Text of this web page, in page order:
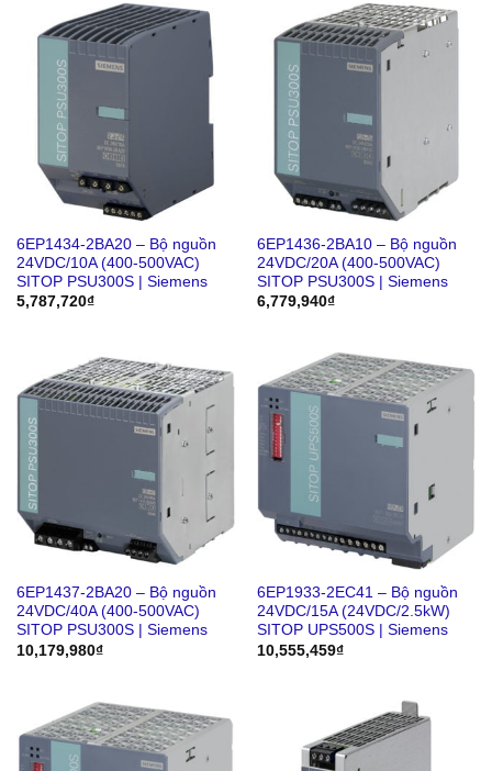
6EP1434-2BA20 – Bộ nguồn
24VDC/10A (400-500VAC)
SITOP PSU300S | Siemens
5,787,720₫
6EP1436-2BA10 – Bộ nguồn
24VDC/20A (400-500VAC)
SITOP PSU300S | Siemens
6,779,940₫
6EP1437-2BA20 – Bộ nguồn
24VDC/40A (400-500VAC)
SITOP PSU300S | Siemens
10,179,980₫
6EP1933-2EC41 – Bộ nguồn
24VDC/15A (24VDC/2.5kW)
SITOP UPS500S | Siemens
10,555,459₫